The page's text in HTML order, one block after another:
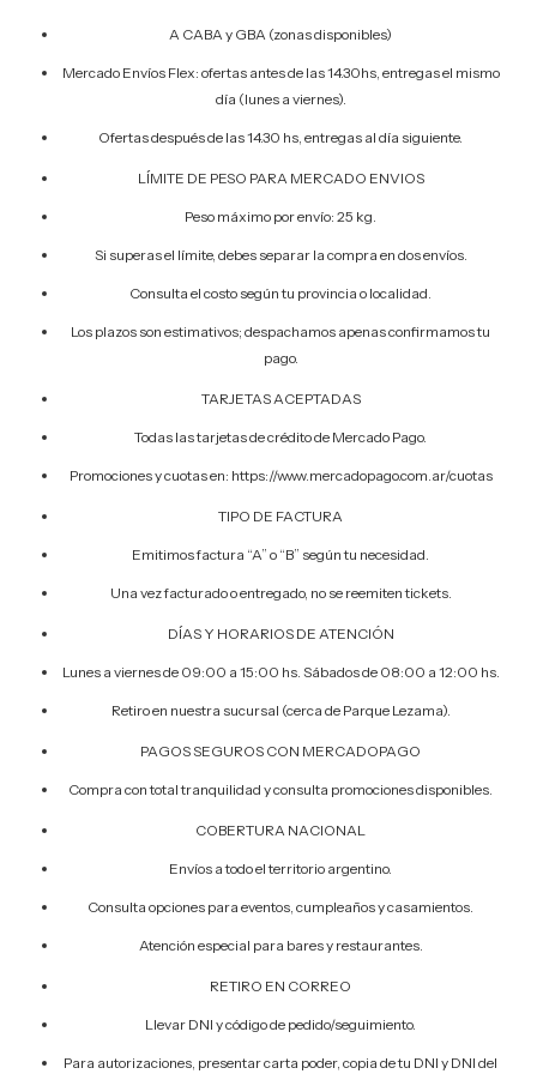
A CABA y GBA (zonas disponibles)
Mercado Envíos Flex: ofertas antes de las 14.30hs, entregas el mismo
día (lunes a viernes).
Ofertas después de las 14.30 hs, entregas al día siguiente.
LÍMITE DE PESO PARA MERCADO ENVIOS
Peso máximo por envío: 25 kg.
Si superas el límite, debes separar la compra en dos envíos.
Consulta el costo según tu provincia o localidad.
Los plazos son estimativos; despachamos apenas confirmamos tu
pago.
TARJETAS ACEPTADAS
Todas las tarjetas de crédito de Mercado Pago.
Promociones y cuotas en: https://www.mercadopago.com.ar/cuotas
TIPO DE FACTURA
Emitimos factura “A” o “B” según tu necesidad.
Una vez facturado o entregado, no se reemiten tickets.
DÍAS Y HORARIOS DE ATENCIÓN
Lunes a viernes de 09:00 a 15:00 hs. Sábados de 08:00 a 12:00 hs.
Retiro en nuestra sucursal (cerca de Parque Lezama).
PAGOS SEGUROS CON MERCADOPAGO
Compra con total tranquilidad y consulta promociones disponibles.
COBERTURA NACIONAL
Envíos a todo el territorio argentino.
Consulta opciones para eventos, cumpleaños y casamientos.
Atención especial para bares y restaurantes.
RETIRO EN CORREO
Llevar DNI y código de pedido/seguimiento.
Para autorizaciones, presentar carta poder, copia de tu DNI y DNI del